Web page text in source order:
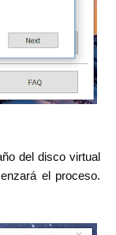
del disco virtual
el proceso.